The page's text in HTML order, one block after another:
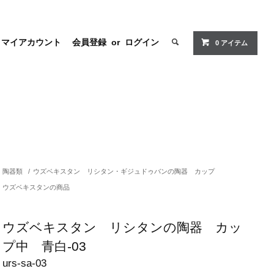
マイアカウント 会員登録 or ログイン 0 アイテム
陶器類 / ウズベキスタン リシタン・ギジュドゥバンの陶器 カップ
ウズベキスタンの商品
ウズベキスタン リシタンの陶器 カッ
プ中 青白-03
urs-sa-03